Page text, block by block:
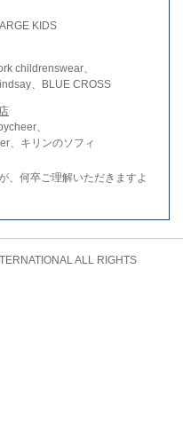
KIDS
childrenswear、
、BLUE CROSS
、
、キリンのソフィ
、何卒ご理解いただきますよ